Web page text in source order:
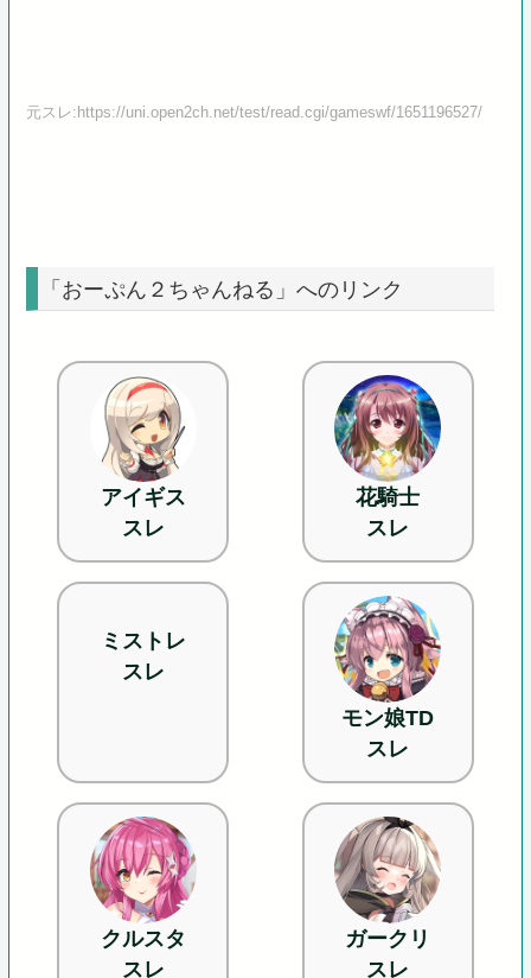
元スレ:https://uni.open2ch.net/test/read.cgi/gameswf/1651196527/
「おーぷん２ちゃんねる」へのリンク
アイギス
スレ
花騎士
スレ
ミストレ
スレ
モン娘TD
スレ
クルスタ
スレ
ガークリ
スレ